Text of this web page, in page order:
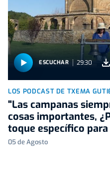
ESCUCHAR 29:30
LOS PODCAST DE TXEMA
"Las campanas
cosas importantes,
toque específico
05 de Agosto